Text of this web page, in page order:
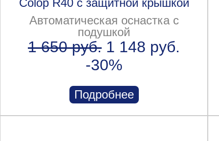
Автоматическая оснастка с
подушкой
1 650 руб. 1 148 руб.
-30%
Подробнее